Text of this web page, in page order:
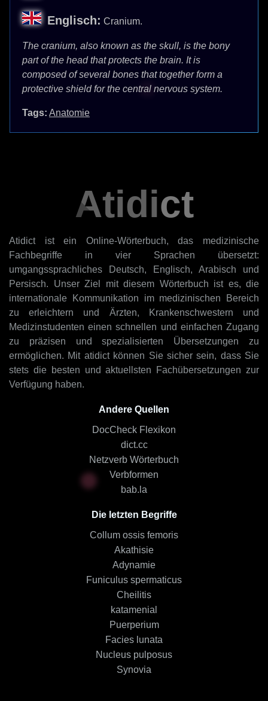
Englisch: Cranium.
The cranium, also known as the skull, is the bony
part of the head that protects the brain. It is
composed of several bones that together form a
protective shield for the central nervous system.
Tags: Anatomie
Atidict
Atidict ist ein Online-Wörterbuch, das medizinische
Fachbegriffe in vier Sprachen übersetzt:
umgangssprachliches Deutsch, Englisch, Arabisch und
Persisch. Unser Ziel mit diesem Wörterbuch ist es, die
internationale Kommunikation im medizinischen Bereich
zu erleichtern und Ärzten, Krankenschwestern und
Medizinstudenten einen schnellen und einfachen Zugang
zu präzisen und spezialisierten Übersetzungen zu
ermöglichen. Mit atidict können Sie sicher sein, dass Sie
stets die besten und aktuellsten Fachübersetzungen zur
Verfügung haben.
Andere Quellen
DocCheck Flexikon
dict.cc
Netzverb Wörterbuch
Verbformen
bab.la
Die letzten Begriffe
Collum ossis femoris
Akathisie
Adynamie
Funiculus spermaticus
Cheilitis
katamenial
Puerperium
Facies lunata
Nucleus pulposus
Synovia